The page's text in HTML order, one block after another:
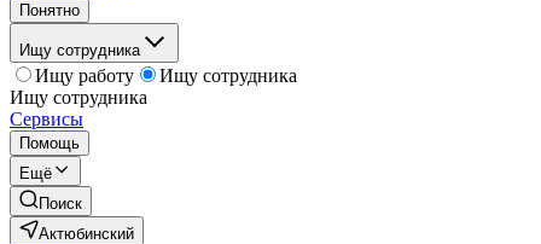
Понятно
Ищу сотрудника
Ищу работу
Ищу сотрудника
Ищу сотрудника
Сервисы
Помощь
Ещё
Поиск
Актюбинский